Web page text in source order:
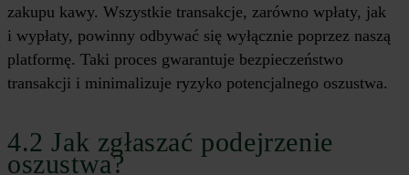
zakupu kawy. Wszystkie transakcje, zarówno wpłaty, jak
i wypłaty, powinny odbywać się wyłącznie poprzez naszą
platformę. Taki proces gwarantuje bezpieczeństwo
transakcji i minimalizuje ryzyko potencjalnego oszustwa.
4.2 Jak zgłaszać podejrzenie
oszustwa?